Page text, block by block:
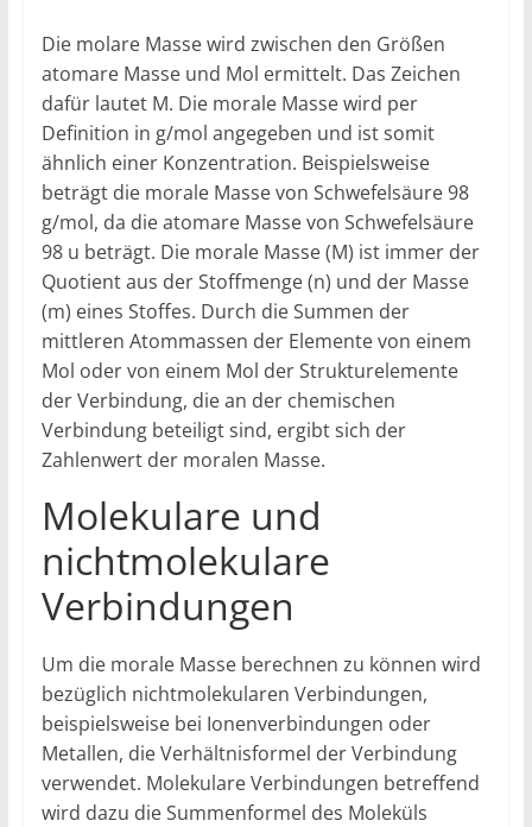
Die molare Masse wird zwischen den Größen
atomare Masse und Mol ermittelt. Das Zeichen
dafür lautet M. Die morale Masse wird per
Definition in g/mol angegeben und ist somit
ähnlich einer Konzentration. Beispielsweise
beträgt die morale Masse von Schwefelsäure 98
g/mol, da die atomare Masse von Schwefelsäure
98 u beträgt. Die morale Masse (M) ist immer der
Quotient aus der Stoffmenge (n) und der Masse
(m) eines Stoffes. Durch die Summen der
mittleren Atommassen der Elemente von einem
Mol oder von einem Mol der Strukturelemente
der Verbindung, die an der chemischen
Verbindung beteiligt sind, ergibt sich der
Zahlenwert der moralen Masse.
Molekulare und
nichtmolekulare
Verbindungen
Um die morale Masse berechnen zu können wird
bezüglich nichtmolekularen Verbindungen,
beispielsweise bei Ionenverbindungen oder
Metallen, die Verhältnisformel der Verbindung
verwendet. Molekulare Verbindungen betreffend
wird dazu die Summenformel des Moleküls